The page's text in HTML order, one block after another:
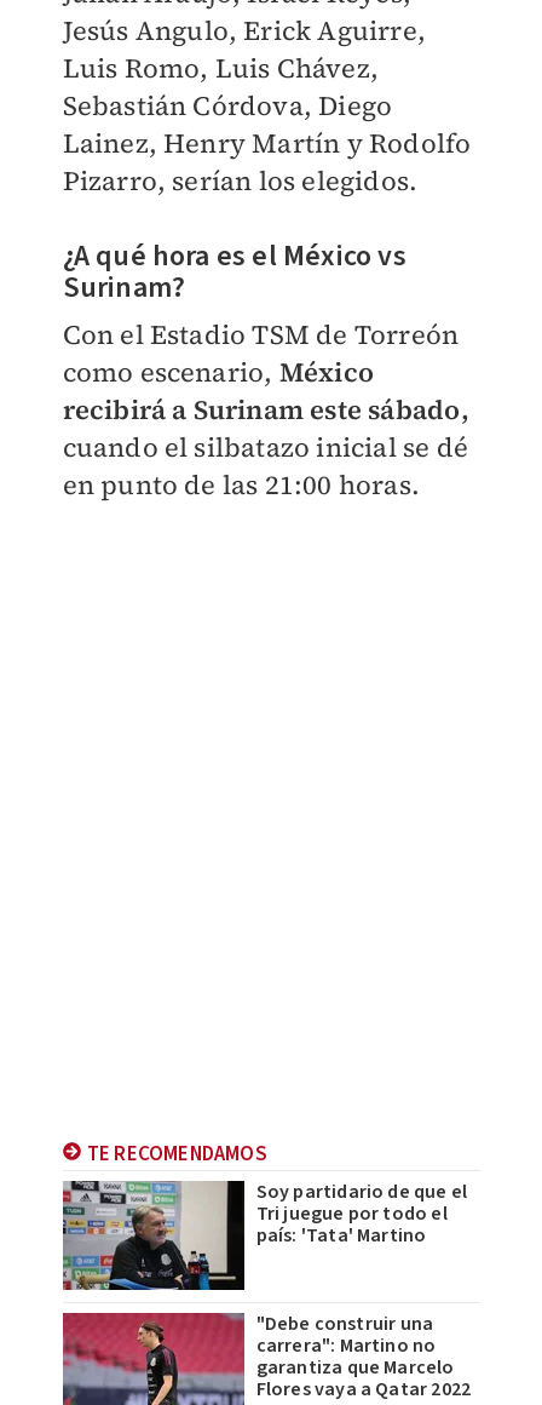
Jesús Angulo, Erick Aguirre,
Luis Romo, Luis Chávez,
Sebastián Córdova, Diego
Lainez, Henry Martín y Rodolfo
Pizarro, serían los elegidos.
¿A qué hora es el México vs
Surinam?
Con el Estadio TSM de Torreón
como escenario, México
recibirá a Surinam este sábado,
cuando el silbatazo inicial se dé
en punto de las 21:00 horas.
TE RECOMENDAMOS
Soy partidario de que el
Tri juegue por todo el
país: 'Tata' Martino
"Debe construir una
carrera": Martino no
garantiza que Marcelo
Flores vaya a Qatar 2022